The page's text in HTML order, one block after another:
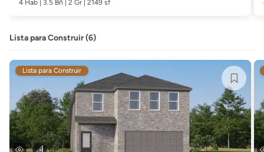
4 Hab | 3.5 Bñ | 2 Gr | 2149 sf
Lista para Construir (6)
Lista para Construir